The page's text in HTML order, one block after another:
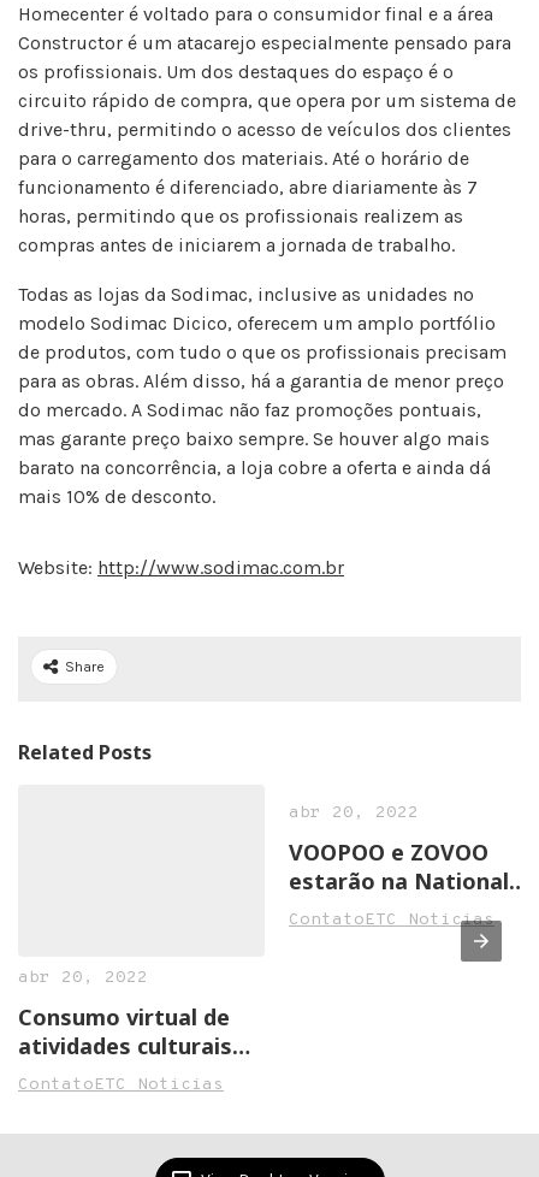
Homecenter é voltado para o consumidor final e a área
Constructor é um atacarejo especialmente pensado para
os profissionais. Um dos destaques do espaço é o
circuito rápido de compra, que opera por um sistema de
drive-thru, permitindo o acesso de veículos dos clientes
para o carregamento dos materiais. Até o horário de
funcionamento é diferenciado, abre diariamente às 7
horas, permitindo que os profissionais realizem as
compras antes de iniciarem a jornada de trabalho.
Todas as lojas da Sodimac, inclusive as unidades no
modelo Sodimac Dicico, oferecem um amplo portfólio
de produtos, com tudo o que os profissionais precisam
para as obras. Além disso, há a garantia de menor preço
do mercado. A Sodimac não faz promoções pontuais,
mas garante preço baixo sempre. Se houver algo mais
barato na concorrência, a loja cobre a oferta e ainda dá
mais 10% de desconto.
Website: http://www.sodimac.com.br
Share
Related Posts
abr 20, 2022
Consumo virtual de
atividades culturais
cresce na pandemia
ContatoETC Noticias
abr 20, 2022
VOOPOO e ZOVOO
estarão na National
Convenience Show
2022 em Birmingham
ContatoETC Noticias